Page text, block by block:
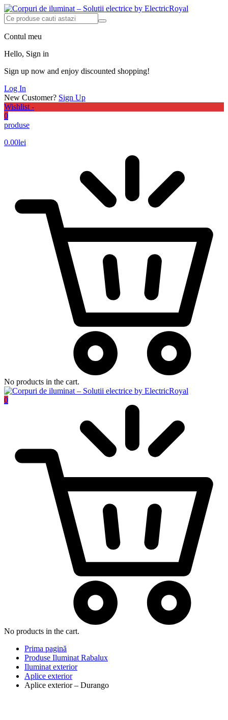
Contul meu
Hello, Sign in
Sign up now and enjoy discounted shopping!
Log In
New Customer? Sign Up
Wishlist -
0
produse
0.00lei
No products in the cart.
0
No products in the cart.
Prima pagină
Produse Iluminat Rabalux
Iluminat exterior
Aplice exterior
Aplice exterior – Durango